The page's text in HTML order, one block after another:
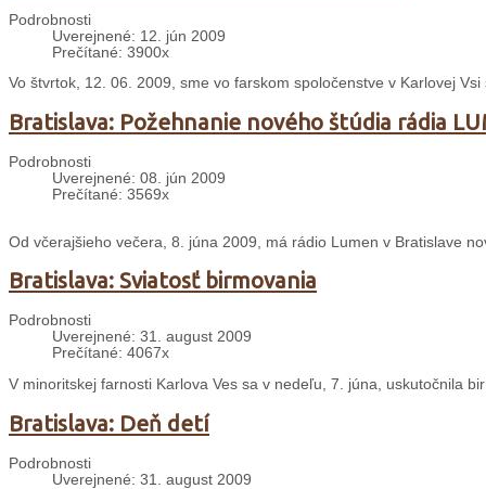
Podrobnosti
Uverejnené: 12. jún 2009
Prečítané: 3900x
Vo štvrtok, 12. 06. 2009, sme vo farskom spoločenstve v Karlovej
Bratislava: Požehnanie nového štúdia rádia
Podrobnosti
Uverejnené: 08. jún 2009
Prečítané: 3569x
Od včerajšieho večera, 8. júna 2009, má rádio Lumen v Bratislave
Bratislava: Sviatosť birmovania
Podrobnosti
Uverejnené: 31. august 2009
Prečítané: 4067x
V minoritskej farnosti Karlova Ves sa v nedeľu, 7. júna, uskutočnila
Bratislava: Deň detí
Podrobnosti
Uverejnené: 31. august 2009